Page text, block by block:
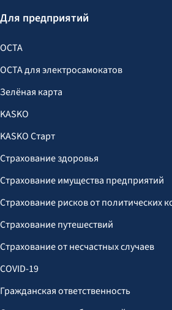
Для предприятий
OCTA
OCTA для электросамокатов
Зелёная карта
KASKO
KASKO Старт
Страхование здоровья
Страхование имущества предприятий
Страхование рисков от политических
Страхование путешествий
Страхование от несчастных случаев
COVID-19
Гражданская ответственность